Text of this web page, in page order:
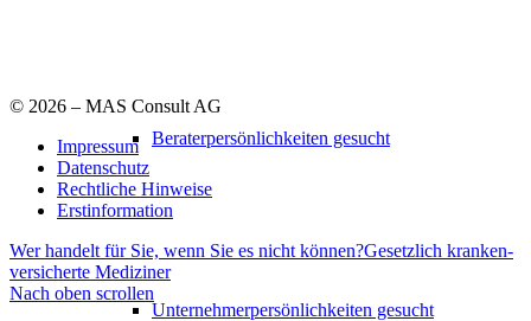
Beraterpersönlichkeiten gesucht
Unternehmerpersönlichkeiten gesucht
© 2026 – MAS Consult AG
Impressum
Datenschutz
Rechtliche Hinweise
Erstinformation
Wer handelt für Sie, wenn Sie es nicht können?Gesetzlich kran­ken­
ver­sicherte Mediziner
Nach oben scrollen